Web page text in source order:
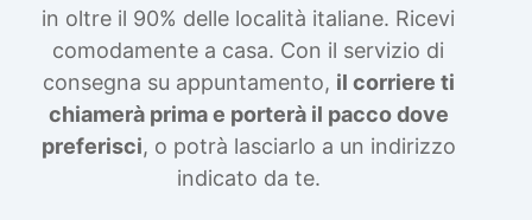
in oltre il 90% delle località italiane. Ricevi
comodamente a casa. Con il servizio di
consegna su appuntamento, il corriere ti
chiamerà prima e porterà il pacco dove
preferisci, o potrà lasciarlo a un indirizzo
indicato da te.